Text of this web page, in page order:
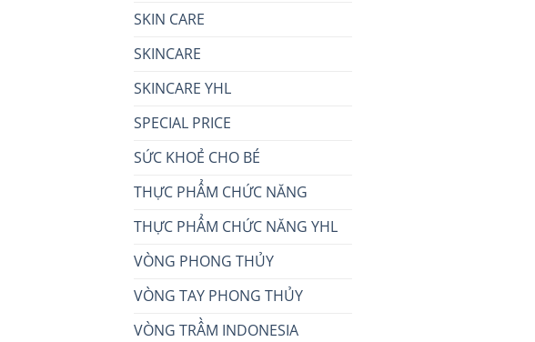
SKIN CARE
SKINCARE
SKINCARE YHL
SPECIAL PRICE
SỨC KHOẺ CHO BÉ
THỰC PHẨM CHỨC NĂNG
THỰC PHẨM CHỨC NĂNG YHL
VÒNG PHONG THỦY
VÒNG TAY PHONG THỦY
VÒNG TRẦM INDONESIA